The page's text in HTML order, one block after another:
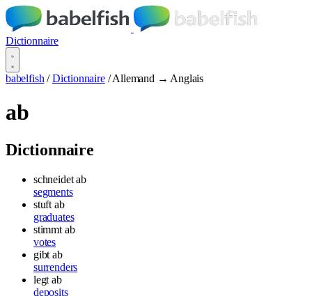
Dictionnaire
babelfish / Dictionnaire / Allemand → Anglais
ab
Dictionnaire
schneidet ab
segments
stuft ab
graduates
stimmt ab
votes
gibt ab
surrenders
legt ab
deposits